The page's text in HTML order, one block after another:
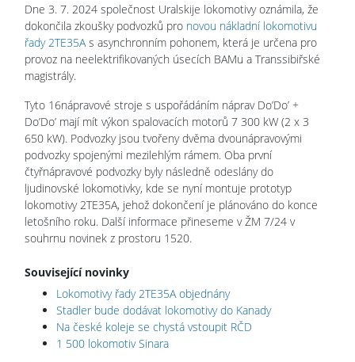
Dne 3. 7. 2024 společnost Uralskije lokomotivy oznámila, že
dokončila zkoušky podvozků pro novou nákladní lokomotivu
řady 2TE35As asynchronním pohonem, která je určena pro
provoz na neelektrifikovaných úsecích BAMu a Transsibiřské
magistrály.
Tyto 16nápravové stroje s uspořádáním náprav Do’Do’ +
Do’Do’ mají mít výkon spalovacích motorů 7 300 kW (2 x 3
650 kW). Podvozky jsou tvořeny dvěma dvounápravovými
podvozky spojenými mezilehlým rámem. Oba první
čtyřnápravové podvozky byly následně odeslány do
ljudinovské lokomotivky, kde se nyní montuje prototyp
lokomotivy 2TE35A, jehož dokončení je plánováno do konce
letošního roku. Další informace přineseme v ŽM 7/24 v
souhrnu novinek z prostoru 1520.
Související novinky
Lokomotivy řady 2TE35A objednány
Stadler bude dodávat lokomotivy do Kanady
Na české koleje se chystá vstoupit RČD
1 500 lokomotiv Sinara